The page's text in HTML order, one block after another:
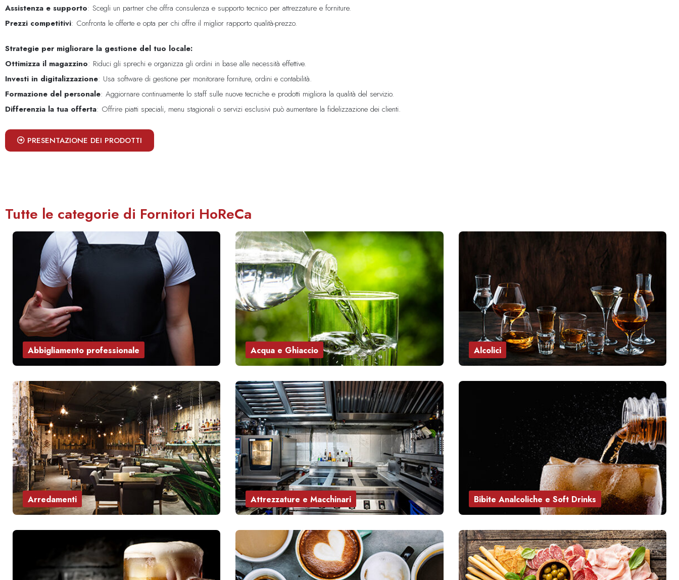
Assistenza e supporto: Scegli un partner che offra consulenza e supporto tecnico per attrezzature e forniture.
Prezzi competitivi: Confronta le offerte e opta per chi offre il miglior rapporto qualità-prezzo.
Strategie per migliorare la gestione del tuo locale:
Ottimizza il magazzino: Riduci gli sprechi e organizza gli ordini in base alle necessità effettive.
Investi in digitalizzazione: Usa software di gestione per monitorare forniture, ordini e contabilità.
Formazione del personale: Aggiornare continuamente lo staff sulle nuove tecniche e prodotti migliora la qualità del servizio.
Differenzia la tua offerta: Offrire piatti speciali, menu stagionali o servizi esclusivi può aumentare la fidelizzazione dei clienti.
PRESENTAZIONE DEI PRODOTTI
Tutte le categorie di Fornitori HoReCa
Abbigliamento professionale Acqua e Ghiaccio Alcolici
Arredamenti Attrezzature e Macchinari Bibite Analcoliche e Soft Drinks